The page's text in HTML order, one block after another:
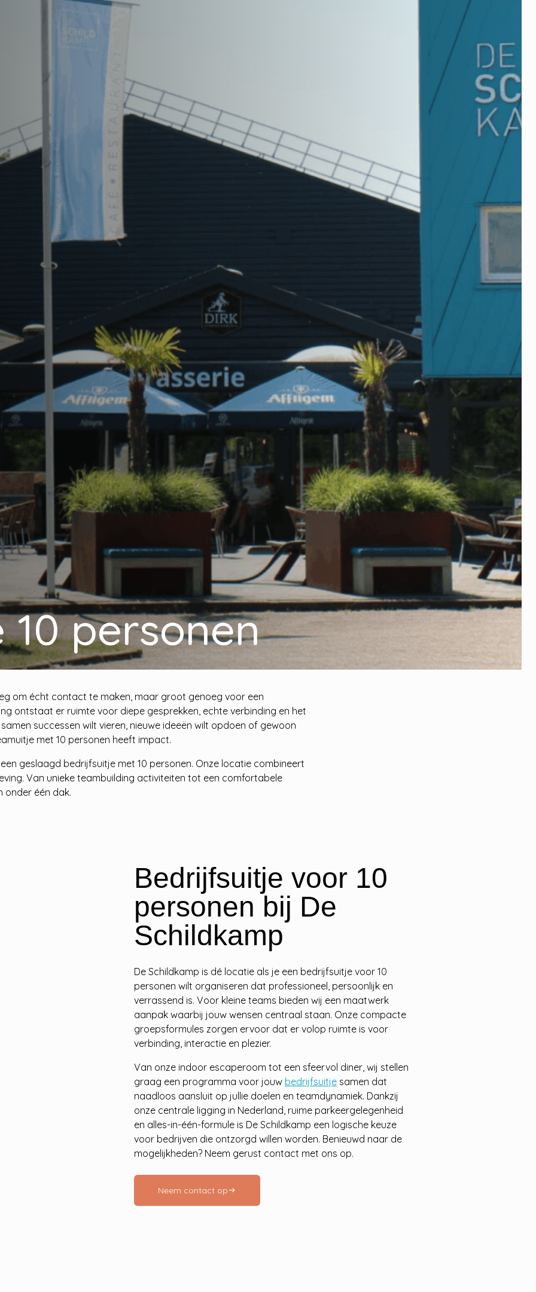
personen
om écht contact te maken, maar groot genoeg voor een
ontstaat er ruimte voor diepe gesprekken, echte verbinding en het
successen wilt vieren, nieuwe ideeën wilt opdoen of gewoon
met 10 personen heeft impact.
geslaagd bedrijfsuitje met 10 personen. Onze locatie combineert
Van unieke teambuilding activiteiten tot een comfortabele
onder één dak.
Bedrijfsuitje voor 10
personen bij De
Schildkamp
De Schildkamp is dé locatie als je een bedrijfsuitje voor 10
personen wilt organiseren dat professioneel, persoonlijk en
verrassend is. Voor kleine teams bieden wij een maatwerk
aanpak waarbij jouw wensen centraal staan. Onze compacte
groepsformules zorgen ervoor dat er volop ruimte is voor
verbinding, interactie en plezier.
Van onze indoor escaperoom tot een sfeervol diner, wij stellen
graag een programma voor jouw bedrijfsuitjesamen dat
naadloos aansluit op jullie doelen en teamdynamiek. Dankzij
onze centrale ligging in Nederland, ruime parkeergelegenheid
en alles-in-één-formule is De Schildkamp een logische keuze
voor bedrijven die ontzorgd willen worden. Benieuwd naar de
mogelijkheden? Neem gerust contact met ons op.
Neem contact oparrow_right_alt